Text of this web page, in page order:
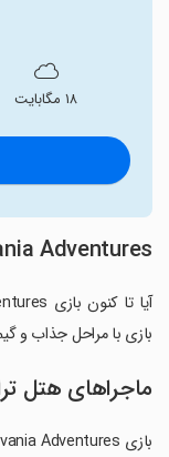
۱۸ مگابایت
Adventures
بازی با مراحل جذاب و
ماجراهای هتل